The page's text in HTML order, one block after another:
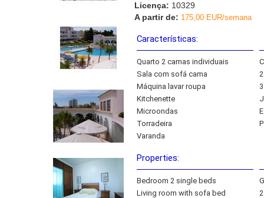
Licença: 10329
A partir de: 175,00 EUR/semana
Características:
Quarto 2 camas individuais
Sala com sofá cama
Máquina lavar roupa
Kitchenette
Microondas
Torradeira
Varanda
Properties:
Bedroom 2 single beds
Living room with sofa bed